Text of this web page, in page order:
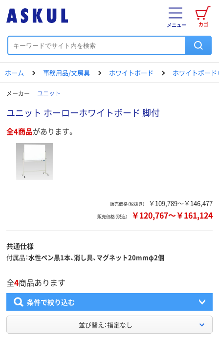
カゴ
メニュー
ホーム 事務用品/文房具 ホワイトボード ホワイトボード
メーカー ユニット
ユニット ホーローホワイトボード 脚付
全4商品があります。
販売価格（税抜き） ￥109,789～￥146,477
販売価格（税込） ￥120,767～￥161,124
共通仕様
付属品 水性ペン黒1本、消し具、マグネット20mmφ2個
全4商品あります
条件で絞り込む
並び替え：指定なし